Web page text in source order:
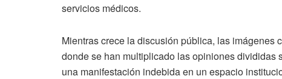
servicios médicos.
Mientras crece la discusión pública, las
donde se han multiplicado las opiniones divididas
una manifestación indebida en un espacio